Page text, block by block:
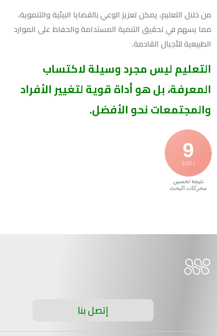
من خلال التعليم، يمكن تعزيز الوعي بالقضايا البيئية والتنموية،
مما يسهم في تحقيق التنمية المستدامة والحفاظ على الموارد
الطبيعية للأجيال القادمة.
التعليم ليس مجرد وسيلة لاكتساب
المعرفة، بل هو أداة قوية لتغيير الأفراد
والمجتمعات نحو الأفضل.
9
/ 100
نتيجة تحسين
محركات البحث
إتصل بنا